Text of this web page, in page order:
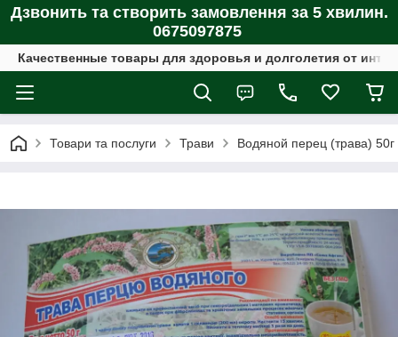
Дзвонить та створить замовлення за 5 хвилин.
0675097875
Качественные товары для здоровья и долголетия от
Товари та послуги Трави Водяной перец (трава) 50г